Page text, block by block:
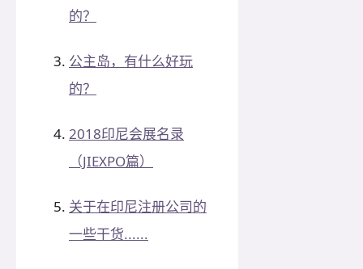
的？
公主岛，有什么好玩
的？
2018印尼会展名录
（JIEXPO篇）
关于在印尼注册公司的
一些干货......